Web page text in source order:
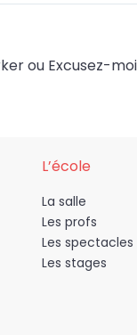
ou Excusez-
L’école
La salle
Les profs
Les spectacles
Les stages